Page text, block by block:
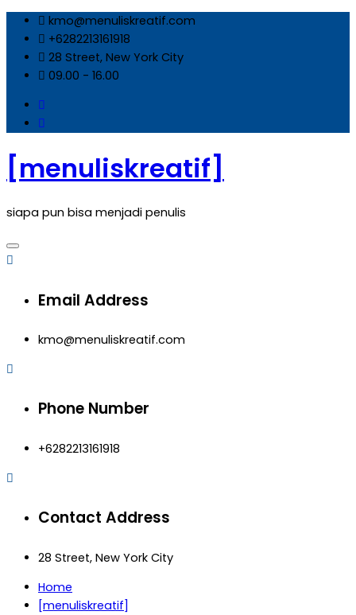
Skip
content
kmo@menuliskreatif.com
+6282213161918
28 Street, New York City
09.00 - 16.00
[menuliskreatif]
siapa pun bisa menjadi penulis
Email Address
kmo@menuliskreatif.com
Phone Number
+6282213161918
Contact Address
28 Street, New York City
Home
[menuliskreatif]